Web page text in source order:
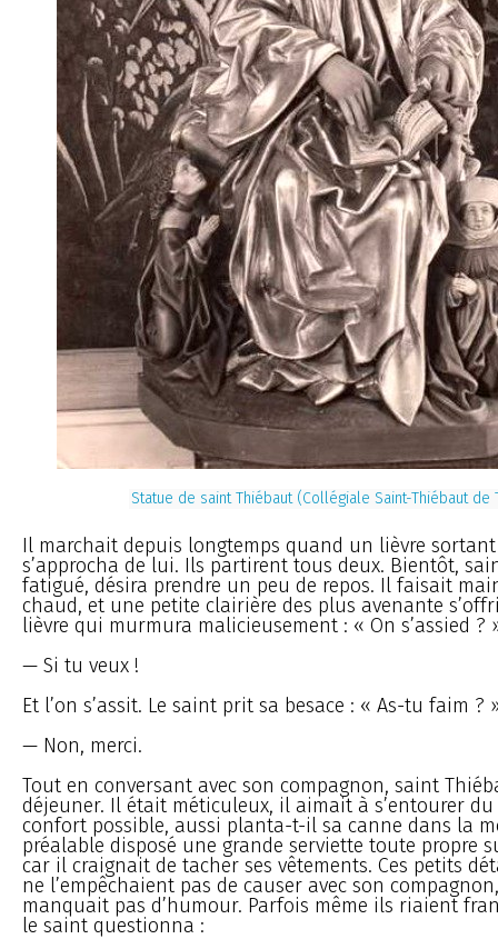
Statue de saint Thiébaut (Collégiale Saint-Thiébaut de
Il marchait depuis longtemps quand un lièvre
s’approcha de lui. Ils partirent tous deux. Bientôt,
fatigué, désira prendre un peu de repos. Il faisait
chaud, et une petite clairière des plus avenante
lièvre qui murmura malicieusement : « On s’assied ?
— Si tu veux !
Et l’on s’assit. Le saint prit sa besace : « As-tu faim ?
— Non, merci.
Tout en conversant avec son compagnon, saint
déjeuner. Il était méticuleux, il aimait à s’entourer
confort possible, aussi planta-t-il sa canne dans la
préalable disposé une grande serviette toute propre
car il craignait de tacher ses vêtements. Ces petits
ne l’empêchaient pas de causer avec son
manquait pas d’humour. Parfois même ils riaient
le saint questionna :